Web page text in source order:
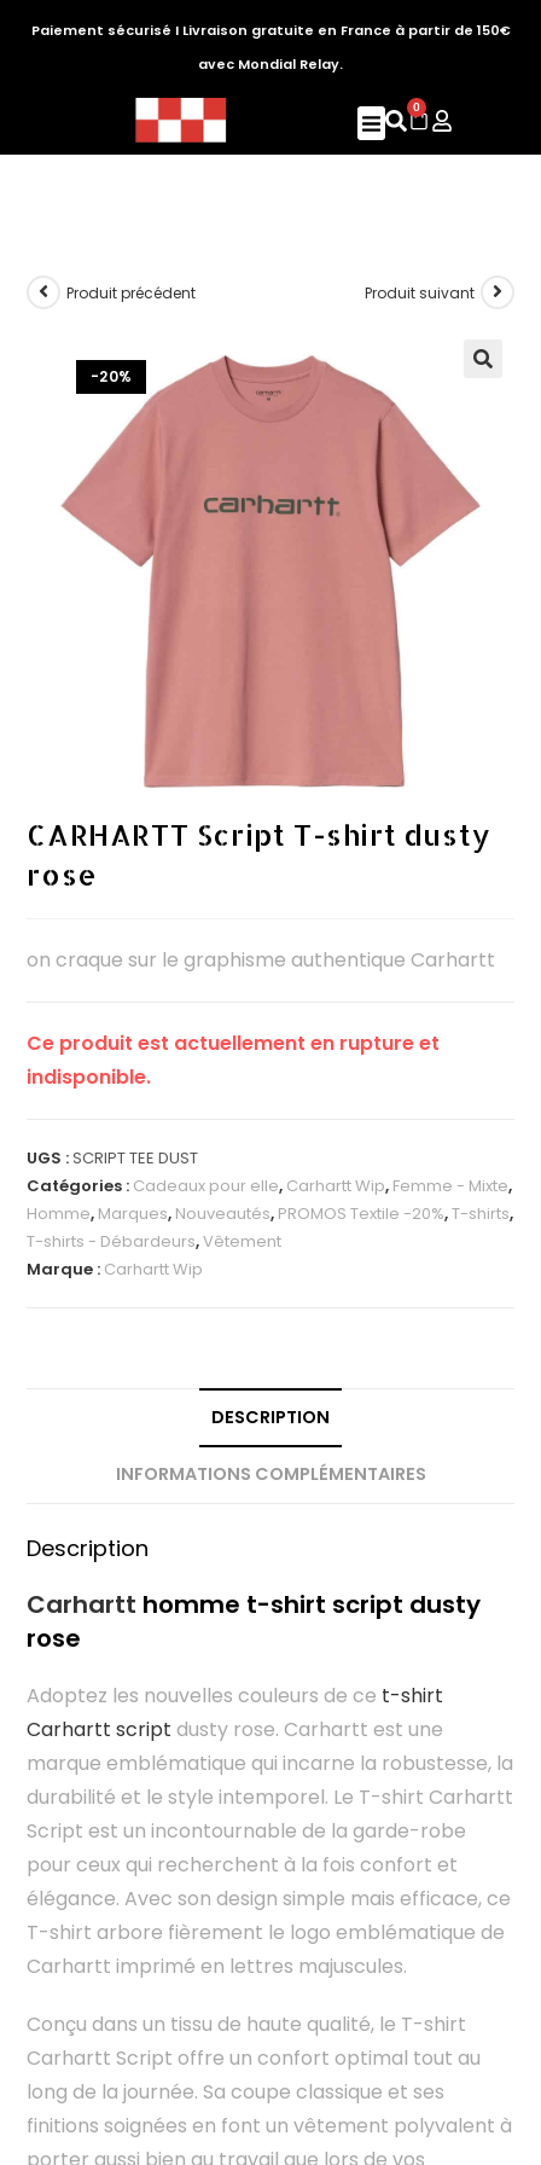
Paiement sécurisé I Livraison gratuite en France à partir de 150€
avec Mondial Relay.
0
-20%
Produit précédent Produit suivant
CARHARTT Script T-shirt dusty
rose
on craque sur le graphisme authentique Carhartt
Ce produit est actuellement en rupture et
indisponible.
UGS :SCRIPT TEE DUST
Catégories : Cadeaux pour elle, Carhartt Wip, Femme - Mixte,
Homme, Marques, Nouveautés, PROMOS Textile -20%,T-shirts,
T-shirts - Débardeurs,Vêtement
Marque : Carhartt Wip
DESCRIPTION
INFORMATIONS COMPLÉMENTAIRES
Description
Carhartt homme t-shirt script dusty
rose
Adoptez les nouvelles couleurs de ce t-shirt
Carhartt script dusty rose. Carhartt est une
marque emblématique qui incarne la robustesse, la
durabilité et le style intemporel. Le T-shirt Carhartt
Script est un incontournable de la garde-robe
pour ceux qui recherchent à la fois confort et
élégance. Avec son design simple mais efficace, ce
T-shirt arbore fièrement le logo emblématique de
Carhartt imprimé en lettres majuscules.
Conçu dans un tissu de haute qualité, le T-shirt
Carhartt Script offre un confort optimal tout au
long de la journée. Sa coupe classique et ses
finitions soignées en font un vêtement polyvalent à